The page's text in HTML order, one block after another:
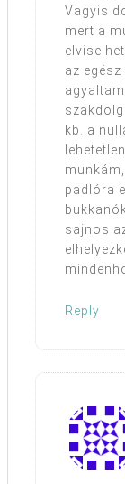
Vagyis
mert a
az
kb. a
padlóra
sajnos
Reply